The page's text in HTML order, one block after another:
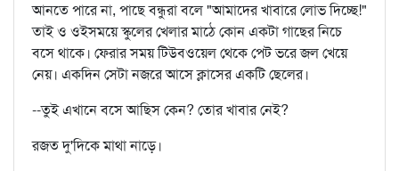
আনতে পারে না, পাছে বন্ধুরা বলে "আমাদের খাবারে লোভ দিচ্ছে!"
তাই ও ওইসময়ে স্কুলের খেলার মাঠে কোন একটা গাছের নিচে
বসে থাকে। ফেরার সময় টিউবওয়েল থেকে পেট ভরে জল খেয়ে
নেয়। একদিন সেটা নজরে আসে ক্লাসের একটি ছেলের।
--তুই এখানে বসে আছিস কেন? তোর খাবার নেই?
রজত দু'দিকে মাথা নাড়ে।